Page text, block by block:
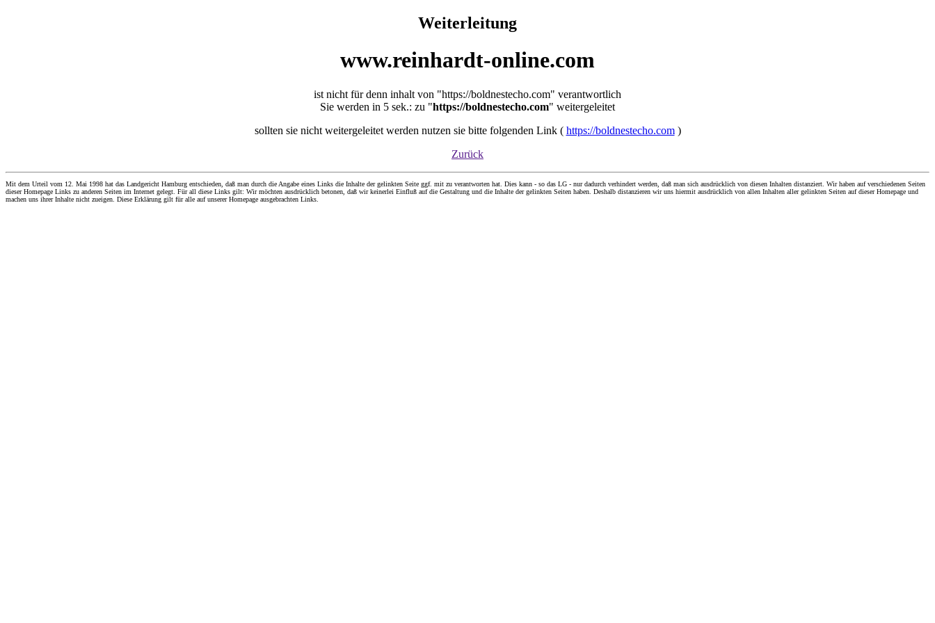
Weiterleitung
www.reinhardt-online.com
ist nicht für denn inhalt von "https://boldnestecho.com" verantwortlich
Sie werden in 5 sek.: zu "https://boldnestecho.com" weitergeleitet
sollten sie nicht weitergeleitet werden nutzen sie bitte folgenden Link ( https://boldnestecho.com)
Zurück
Mit dem Urteil vom 12. Mai 1998 hat das Landgericht Hamburg entschieden, daß man durch die Angabe eines Links die Inhalte der gelinkten Seite ggf. mit zu verantworten hat. Dies kann - so das LG - nur dadurch verhindert werden, daß man sich ausdrücklich von diesen Inhalten distanziert. Wir haben auf verschiedenen Seiten
dieser Homepage Links zu anderen Seiten im Internet gelegt. Für all diese Links gilt: Wir möchten ausdrücklich betonen, daß wir keinerlei Einfluß auf die Gestaltung und die Inhalte der gelinkten Seiten haben. Deshalb distanzieren wir uns hiermit ausdrücklich von allen Inhalten aller gelinkten Seiten auf dieser Homepage und
machen uns ihrer Inhalte nicht zueigen. Diese Erklärung gilt für alle auf unserer Homepage ausgebrachten Links.